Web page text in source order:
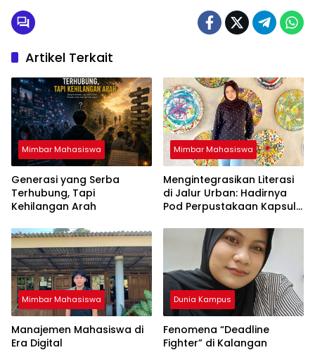
Artikel Terkait
Mimbar Mahasiswa
Generasi yang Serba
Terhubung, Tapi
Kehilangan Arah
Mimbar Mahasiswa
Mengintegrasikan Literasi
di Jalur Urban: Hadirnya
Pod Perpustakaan Kapsul
Tren Terbaru
Mimbar Mahasiswa
Manajemen Mahasiswa di
Era Digital
Dunia Kampus
Fenomena “Deadline
Fighter” di Kalangan